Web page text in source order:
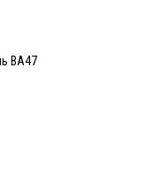
ВА47